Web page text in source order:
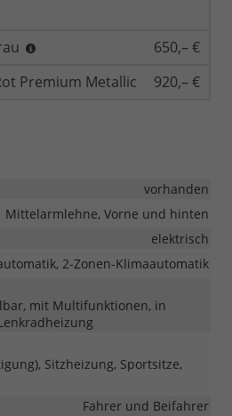
650,– €
Premium Metallic 920,– €
vorhanden
Mittelarmlehne, Vorne und hinten
elektrisch
2-Zonen-Klimaautomatik
mit Multifunktionen, in
Sitzheizung, Sportsitze,
Fahrer und Beifahrer